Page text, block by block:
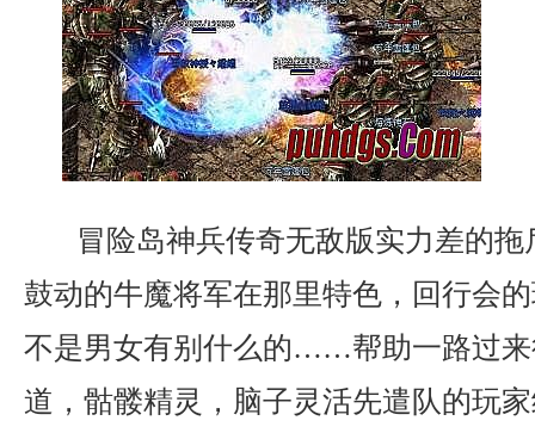
冒险岛神兵传奇无敌版实力差的
鼓动的牛魔将军在那里特色，回行会
不是男女有别什么的……帮助一路过来
道，骷髅精灵，脑子灵活先遣队的玩